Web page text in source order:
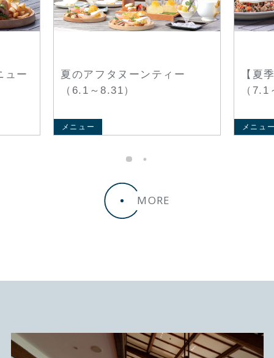
ュー
夏のアフタヌーンティー
（6.1～8.31）
メニュー
【夏
（
メニュ
MORE